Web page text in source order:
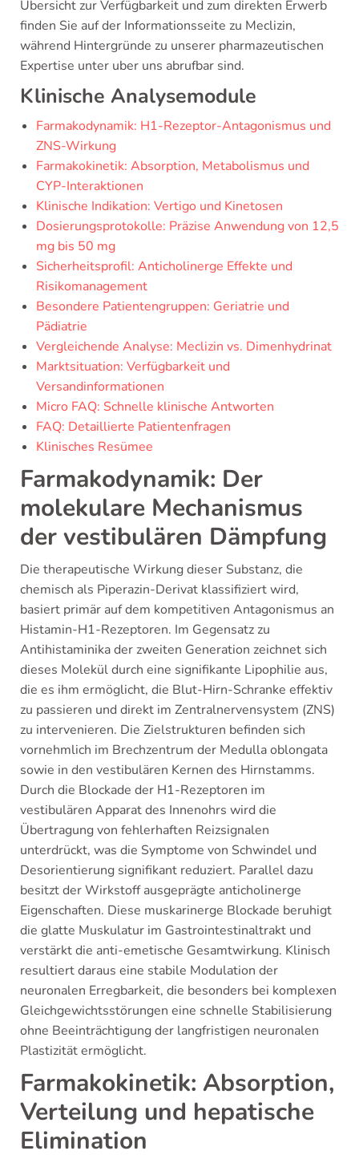
Übersicht zur Verfügbarkeit und zum direkten Erwerb
finden Sie auf der Informationsseite zu Meclizin,
während Hintergründe zu unserer pharmazeutischen
Expertise unter uber uns abrufbar sind.
Klinische Analysemodule
Farmakodynamik: H1-Rezeptor-Antagonismus und
ZNS-Wirkung
Farmakokinetik: Absorption, Metabolismus und
CYP-Interaktionen
Klinische Indikation: Vertigo und Kinetosen
Dosierungsprotokolle: Präzise Anwendung von 12,5
mg bis 50 mg
Sicherheitsprofil: Anticholinerge Effekte und
Risikomanagement
Besondere Patientengruppen: Geriatrie und
Pädiatrie
Vergleichende Analyse: Meclizin vs. Dimenhydrinat
Marktsituation: Verfügbarkeit und
Versandinformationen
Micro FAQ: Schnelle klinische Antworten
FAQ: Detaillierte Patientenfragen
Klinisches Resümee
Farmakodynamik: Der
molekulare Mechanismus
der vestibulären Dämpfung
Die therapeutische Wirkung dieser Substanz, die
chemisch als Piperazin-Derivat klassifiziert wird,
basiert primär auf dem kompetitiven Antagonismus an
Histamin-H1-Rezeptoren. Im Gegensatz zu
Antihistaminika der zweiten Generation zeichnet sich
dieses Molekül durch eine signifikante Lipophilie aus,
die es ihm ermöglicht, die Blut-Hirn-Schranke effektiv
zu passieren und direkt im Zentralnervensystem (ZNS)
zu intervenieren. Die Zielstrukturen befinden sich
vornehmlich im Brechzentrum der Medulla oblongata
sowie in den vestibulären Kernen des Hirnstamms.
Durch die Blockade der H1-Rezeptoren im
vestibulären Apparat des Innenohrs wird die
Übertragung von fehlerhaften Reizsignalen
unterdrückt, was die Symptome von Schwindel und
Desorientierung signifikant reduziert. Parallel dazu
besitzt der Wirkstoff ausgeprägte anticholinerge
Eigenschaften. Diese muskarinerge Blockade beruhigt
die glatte Muskulatur im Gastrointestinaltrakt und
verstärkt die anti-emetische Gesamtwirkung. Klinisch
resultiert daraus eine stabile Modulation der
neuronalen Erregbarkeit, die besonders bei komplexen
Gleichgewichtsstörungen eine schnelle Stabilisierung
ohne Beeinträchtigung der langfristigen neuronalen
Plastizität ermöglicht.
Farmakokinetik: Absorption,
Verteilung und hepatische
Elimination